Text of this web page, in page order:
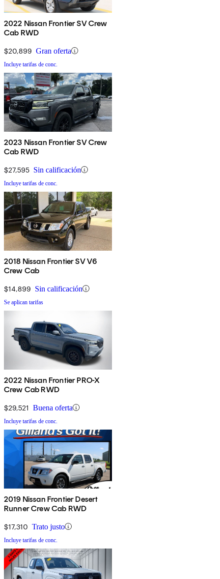
2022 Nissan Frontier SV Crew
Cab RWD
$20,899 Gran oferta
Incluye tarifas de conc.
2023 Nissan Frontier SV Crew
Cab RWD
$27,595 Sin calificación
Incluye tarifas de conc.
2018 Nissan Frontier SV V6
Crew Cab
$14,899 Sin calificación
Se aplican tarifas
2022 Nissan Frontier PRO-X
Crew Cab RWD
$29,521 Buena oferta
Incluye tarifas de conc.
2019 Nissan Frontier Desert
Runner Crew Cab RWD
$17,310 Trato justo
Incluye tarifas de conc.